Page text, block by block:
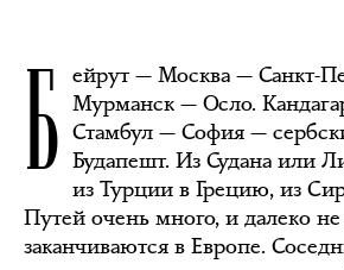
Б ейрут — Москва — Санкт-
Мурманск — Осло.
Стамбул — София —
Будапешт. Из Судана или
из Турции в Грецию, из
Путей очень много, и далеко не
заканчиваются в Европе.